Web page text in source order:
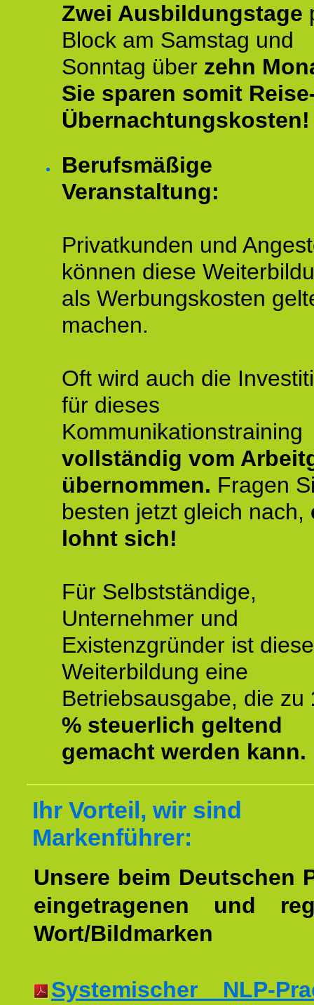
Zwei Ausbildungstage
Block am Samstag und
Sonntag über zehn
Sie sparen somit
Übernachtungskosten!
Berufsmäßige
Veranstaltung:
Privatkunden und
können diese
als Werbungskosten
machen.
Oft wird auch die
für dieses
Kommunikationstraining
vollständig vom
übernommen. Fragen
besten jetzt gleich nach,
lohnt sich!
Für Selbstständige,
Unternehmer und
Existenzgründer ist diese
Weiterbildung eine
Betriebsausgabe, die zu
% steuerlich geltend
gemacht werden kann.
Ihr Vorteil, wir sind
Markenführer:
Unsere beim Deutschen
eingetragenen und
Wort/Bildmarken
Systemischer NLP-